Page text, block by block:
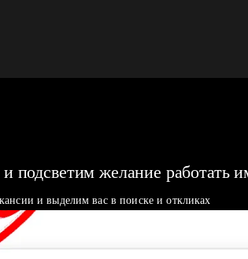
желание работать
и выделим вас в поиске и откликах